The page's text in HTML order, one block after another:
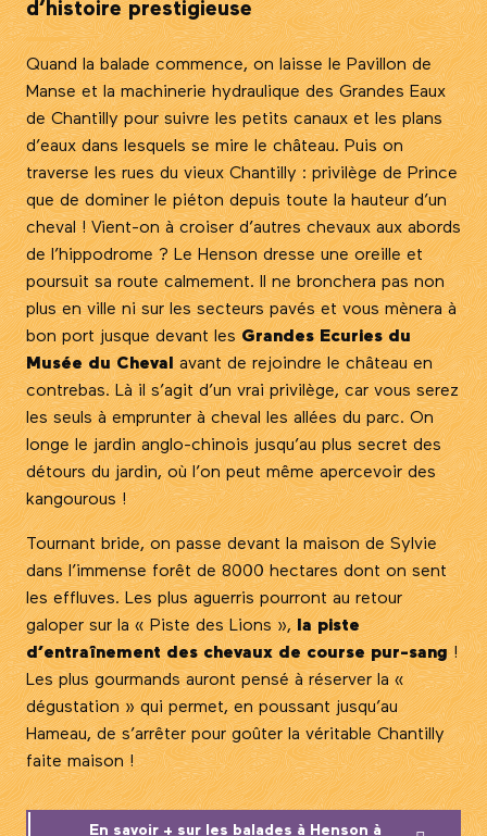
d’histoire prestigieuse
Quand la balade commence, on laisse le Pavillon de
Manse et la machinerie hydraulique des Grandes Eaux
de Chantilly pour suivre les petits canaux et les plans
d’eaux dans lesquels se mire le château. Puis on
traverse les rues du vieux Chantilly : privilège de Prince
que de dominer le piéton depuis toute la hauteur d’un
cheval ! Vient-on à croiser d’autres chevaux aux abords
de l’hippodrome ? Le Henson dresse une oreille et
poursuit sa route calmement. Il ne bronchera pas non
plus en ville ni sur les secteurs pavés et vous mènera à
bon port jusque devant lesGrandes Ecuries du
Musée du Chevalavant de rejoindre le château en
contrebas. Là il s’agit d’un vrai privilège, car vous serez
les seuls à emprunter à cheval les allées du parc. On
longe le jardin anglo-chinois jusqu’au plus secret des
détours du jardin, où l’on peut même apercevoir des
kangourous !
Tournant bride, on passe devant la maison de Sylvie
dans l’immense forêt de 8000 hectares dont on sent
les effluves. Les plus aguerris pourront au retour
galoper sur la « Piste des Lions »,la piste
d’entraînement des chevaux de course pur-sang!
Les plus gourmands auront pensé à réserver la «
dégustation » qui permet, en poussant jusqu’au
Hameau, de s’arrêter pour goûter la véritable Chantilly
faite maison !
En savoir + sur les balades à Henson à